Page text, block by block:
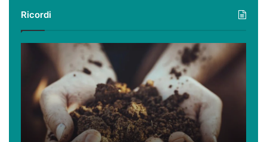
Ricordi
Cilentano,
sapiente
incontro